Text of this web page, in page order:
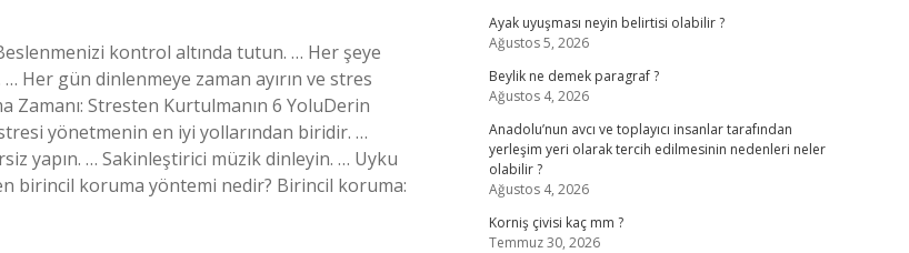
kontrol altında tutun. … Her şeye
Her gün dinlenmeye zaman ayırın ve stres
Zamanı: Stresten Kurtulmanın 6 YoluDerin
yönetmenin en iyi yollarından biridir. …
yapın. … Sakinleştirici müzik dinleyin. … Uyku
birincil koruma yöntemi nedir? Birincil koruma:
Ayak uyuşması neyin belirtisi olabilir ?
Ağustos 5, 2026
Beylik ne demek paragraf ?
Ağustos 4, 2026
Anadolu’nun avcı ve toplayıcı insanlar tarafından
yerleşim yeri olarak tercih edilmesinin nedenleri neler
olabilir ?
Ağustos 4, 2026
Korniş çivisi kaç mm ?
Temmuz 30, 2026